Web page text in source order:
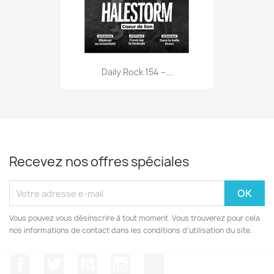
Daily Rock 154 –...
Recevez nos offres spéciales
Vous pouvez vous désinscrire à tout moment. Vous trouverez pour cela
nos informations de contact dans les conditions d'utilisation du site.